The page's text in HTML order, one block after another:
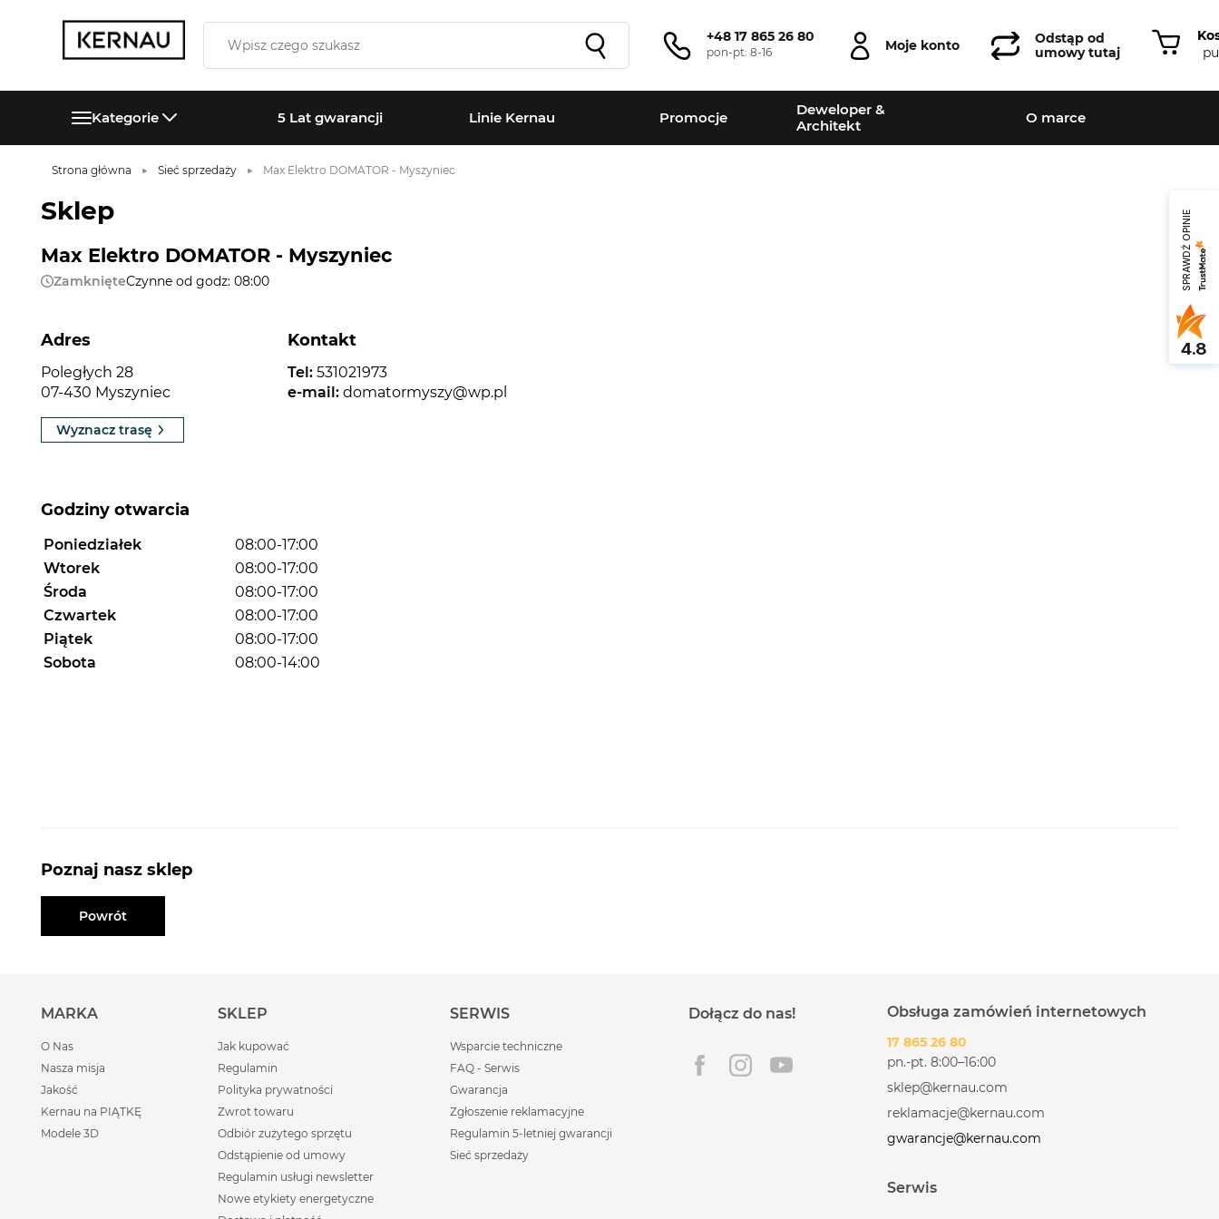
+48 17 865 26 80
pon-pt: 8-16 Moje konto
Odstąp od
umowy tutaj
Kategorie 5 Lat gwarancji Linie Kernau Promocje
Deweloper &
Architekt
O marce
Strona główna Sieć sprzedaży Max Elektro DOMATOR - Myszyniec
Sklep
Max Elektro DOMATOR - Myszyniec
ZamknięteCzynne od godz: 08:00
Adres
Poległych 28
07-430 Myszyniec
Wyznacz trasę
Kontakt
Tel: 531021973
e-mail: domatormyszy@wp.pl
Godziny otwarcia
Poniedziałek
08:00-17:00
Wtorek
08:00-17:00
Środa
08:00-17:00
Czwartek
08:00-17:00
Piątek
08:00-17:00
Sobota
08:00-14:00
Poznaj nasz sklep
Powrót
MARKA
O Nas
Nasza misja
Jakość
Kernau na PIĄTKĘ
Modele 3D
SKLEP
Jak kupować
Regulamin
Polityka prywatności
Zwrot towaru
Odbiór zużytego sprzętu
Odstąpienie od umowy
Regulamin usługi newsletter
Nowe etykiety energetyczne
SERWIS
Wsparcie techniczne
FAQ - Serwis
Gwarancja
Zgłoszenie reklamacyjne
Regulamin 5-letniej gwarancji
Sieć sprzedaży
Dołącz do nas! Obsługa zamówień internetowych
17 865 26 80
pn.-pt. 8:00–16:00
sklep@kernau.com
reklamacje@kernau.com
gwarancje@kernau.com
Serwis
SPRAWDŹ OPINIE
4.8